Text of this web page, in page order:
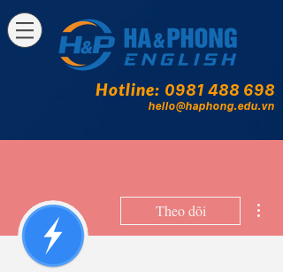
Hotline: 0981 488 698
hello@haphong.edu.vn
Theo dõi